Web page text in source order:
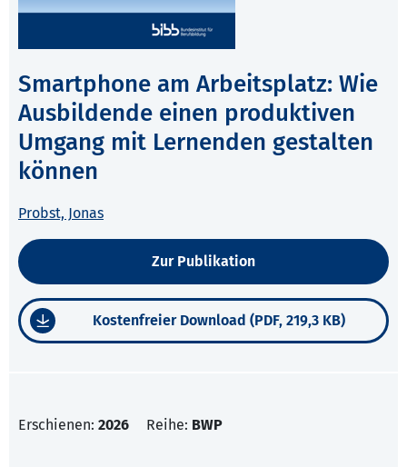
Smartphone am Arbeitsplatz: Wie
Ausbildende einen produktiven
Umgang mit Lernenden gestalten
können
Probst, Jonas
Zur Publikation
Kostenfreier Download (PDF, 219,3 KB)
Erschienen: 2026 Reihe: BWP